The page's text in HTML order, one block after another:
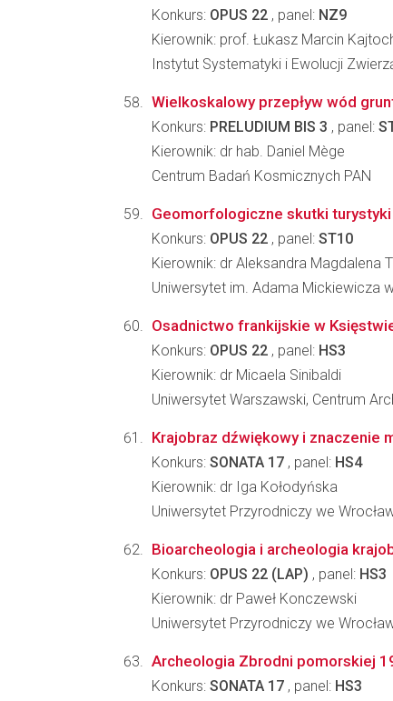
Konkurs: OPUS 22 , panel: NZ9
Kierownik: prof. Łukasz Marcin
Instytut Systematyki i Ewolucji
Wielkoskalowy przepływ wód
Konkurs: PRELUDIUM BIS 3 , panel:
Kierownik: dr hab. Daniel Mège
Centrum Badań Kosmicznych PAN
Geomorfologiczne skutki
Konkurs: OPUS 22 , panel: ST10
Kierownik: dr Aleksandra Magdalena
Uniwersytet im. Adama Mickiewicza
Osadnictwo frankijskie w
Konkurs: OPUS 22 , panel: HS3
Kierownik: dr Micaela Sinibaldi
Uniwersytet Warszawski, Centrum
Krajobraz dźwiękowy i znaczenie
Konkurs: SONATA 17 , panel: HS4
Kierownik: dr Iga Kołodyńska
Uniwersytet Przyrodniczy we
Bioarcheologia i archeologia
Konkurs: OPUS 22 (LAP) , panel: HS3
Kierownik: dr Paweł Konczewski
Uniwersytet Przyrodniczy we
Archeologia Zbrodni pomorskiej
Konkurs: SONATA 17 , panel: HS3